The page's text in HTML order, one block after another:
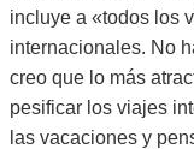
incluye a «todos los
internacionales. No
creo que lo más
pesificar los viajes
las vacaciones y